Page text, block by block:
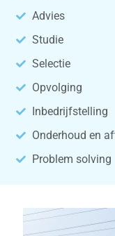
Advies
Studie
Selectie
Opvolging
Inbedrijfstelling
Onderhoud en
Problem solving